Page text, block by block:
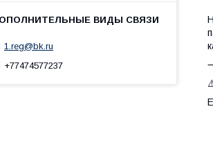
1.reg@bk.ru
+77474577237